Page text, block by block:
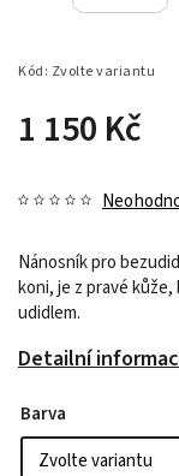
Kód: Zvolte variantu
1 150 Kč
Nánosník pro
koni, je z pravé
udidlem.
Detailní
Barva